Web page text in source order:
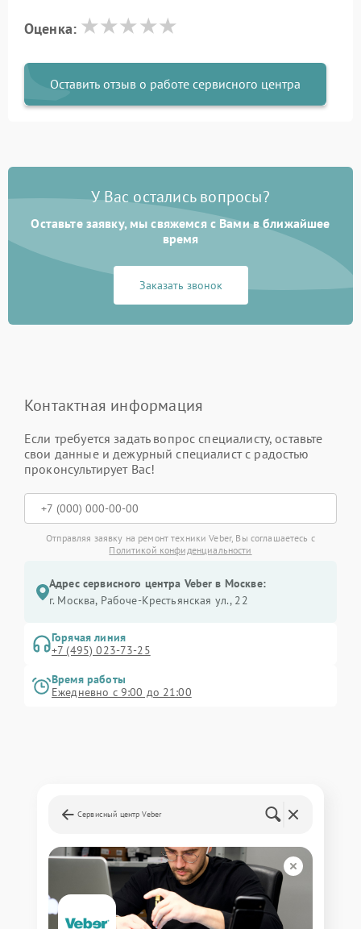
Оценка:
Оставить отзыв о работе сервисного центра
У Вас остались вопросы?
Оставьте заявку, мы свяжемся с Вами в ближайшее
время
Заказать звонок
Контактная информация
Если требуется задать вопрос специалисту, оставьте
свои данные и дежурный специалист с радостью
проконсультирует Вас!
Отправляя заявку на ремонт техники Veber, Вы соглашаетесь с
Политикой конфиденциальности
Адрес сервисного центра Veber в Москве:
г. Москва, Рабоче-Крестьянская ул., 22
Горячая линия
+7 (495) 023-73-25
Время работы
Ежедневно с 9:00 до 21:00
Сервисный центр Veber